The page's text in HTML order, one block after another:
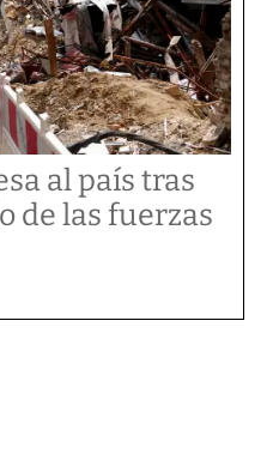
al país tras
de las fuerzas